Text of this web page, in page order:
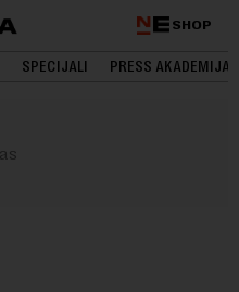
SHOP
SPECIJALI PRESS AKADEMIJA